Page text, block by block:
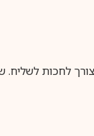
לחכות לשליח.